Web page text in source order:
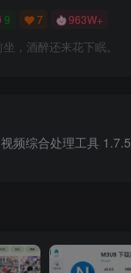
9 7 963W+
，酒醉还来花下眠。
频综合处理工具 1.7.5